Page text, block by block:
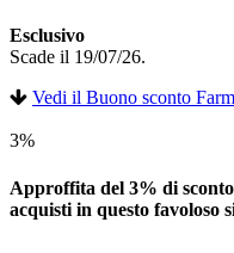
Esclusivo
Scade il 19/07/26.
Vedi il Buono sconto
3%
Approffita del 3% di
acquisti in questo favoloso